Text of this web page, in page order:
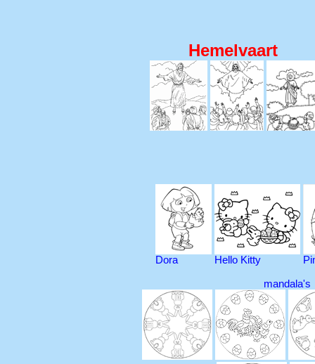
Hemelvaart
Dora Hello Kitty
mandala's